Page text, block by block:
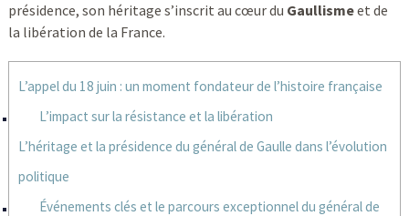
présidence, son héritage s’inscrit au cœur du Gaullismeet de
la libération de la France.
L’appel du 18 juin : un moment fondateur de l’histoire française
L’impact sur la résistance et la libération
L’héritage et la présidence du général de Gaulle dans l’évolution
politique
Événements clés et le parcours exceptionnel du général de